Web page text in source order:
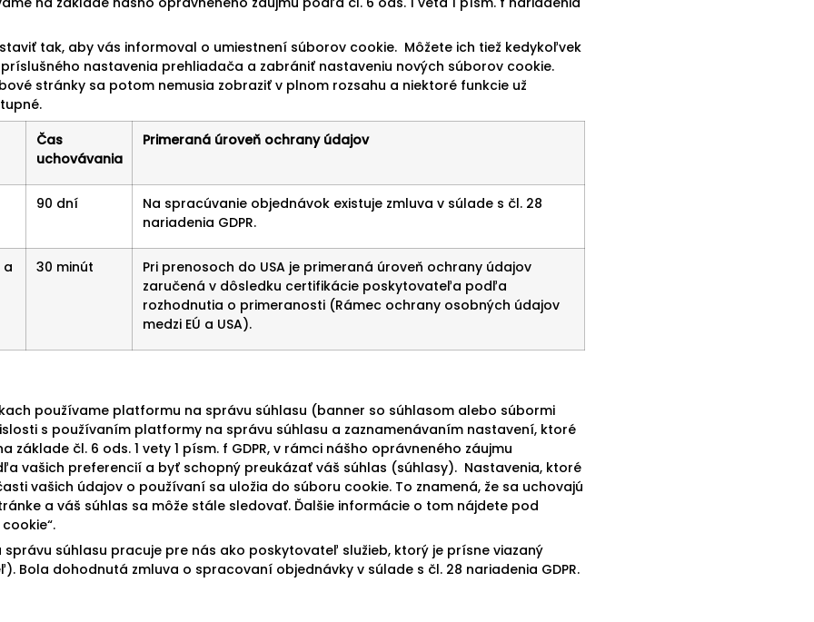
tak, aby vás informoval o umiestnení súborov cookie. Môžete ich tiež kedykoľvek
nastavenia prehliadača a zabrániť nastaveniu nových súborov cookie.
stránky sa potom nemusia zobraziť v plnom rozsahu a niektoré funkcie už
Čas
uchovávania
Primeraná úroveň ochrany údajov
​90 dní
Na spracúvanie objednávok existuje zmluva v súlade s čl. 28
nariadenia GDPR.
a 30 minút
Pri prenosoch do USA je primeraná úroveň ochrany údajov
zaručená v dôsledku certifikácie poskytovateľa podľa
rozhodnutia o primeranosti (Rámec ochrany osobných údajov
medzi EÚ a USA).​
používame platformu na správu súhlasu (banner so súhlasom alebo súbormi
s používaním platformy na správu súhlasu a zaznamenávaním nastavení, ktoré
základe čl. 6 ods. 1 vety 1 písm. f GDPR, v rámci nášho oprávneného záujmu
vašich preferencií a byť schopný preukázať váš súhlas (súhlasy). Nastavenia, ktoré
vašich údajov o používaní sa uložia do súboru cookie. To znamená, že sa uchovajú
a váš súhlas sa môže stále sledovať. Ďalšie informácie o tom nájdete pod
súhlasu pracuje pre nás ako poskytovateľ služieb, ktorý je prísne viazaný
Bola dohodnutá zmluva o spracovaní objednávky v súlade s čl. 28 nariadenia GDPR.